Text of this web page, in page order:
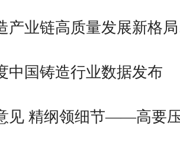
产业链高质量发展新格
中国铸造行业数据发布
见 精纲领细节——高要